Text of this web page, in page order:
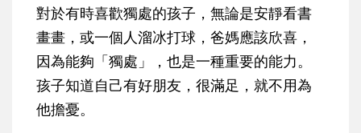
對於有時喜歡獨處的孩子，無論是安靜看書
畫畫，或一個人溜冰打球，爸媽應該欣喜，
因為能夠「獨處」，也是一種重要的能力。
孩子知道自己有好朋友，很滿足，就不用為
他擔憂。